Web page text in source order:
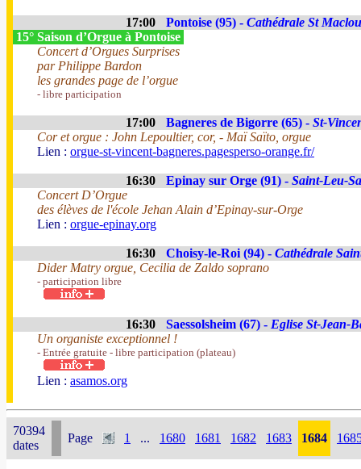
17:00 Pontoise (95) - Cathédrale St Maclou
15° Saison d’Orgue à Pontoise
Concert d’Orgues Surprises
par Philippe Bardon
les grandes page de l’orgue
- libre participation
17:00 Bagneres de Bigorre (65) - St-
Cor et orgue : John Lepoultier, cor, - Maï Saïto, orgue
Lien : orgue-st-vincent-bagneres.pagesperso-orange.fr/
16:30 Epinay sur Orge (91) - Saint-Leu-
Concert D’Orgue
des élèves de l'école Jehan Alain d’Epinay-sur-Orge
Lien : orgue-­epinay.org
16:30 Choisy-le-Roi (94) - Cathédrale
Dider Matry orgue, Cecilia de Zaldo soprano
- participation libre
16:30 Saessolsheim (67) - Eglise St-Jean-
Un organiste exceptionnel !
- Entrée gratuite - libre participation (plateau)
Lien : asamos.org
70394
dates
Page 1 ... 1680 1681 1682 1683 1684